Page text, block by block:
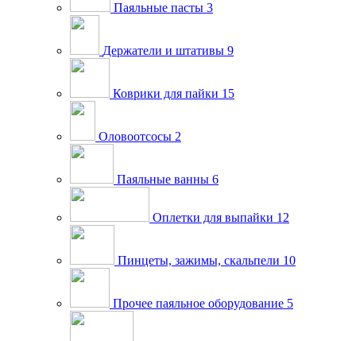
Паяльные пасты 3
Держатели и штативы 9
Коврики для пайки 15
Оловоотсосы 2
Паяльные ванны 6
Оплетки для выпайки 12
Пинцеты, зажимы, скальпели 10
Прочее паяльное оборудование 5